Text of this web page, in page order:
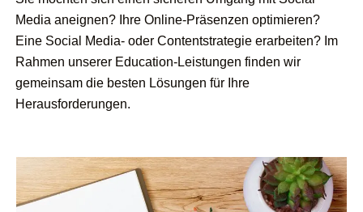
Media aneignen? Ihre Online-Präsenzen optimieren?
Eine Social Media- oder Contentstrategie erarbeiten? Im
Rahmen unserer Education-Leistungen finden wir
gemeinsam die besten Lösungen für Ihre
Herausforderungen.